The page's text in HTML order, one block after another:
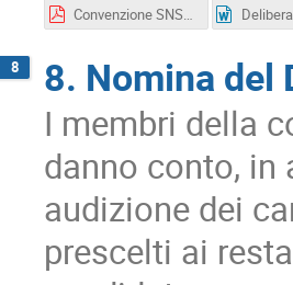
Convenzione SNS-INAF 07.09.2018.pdf
8 8. Nomina del
I membri della
danno conto, in
audizione dei
prescelti ai